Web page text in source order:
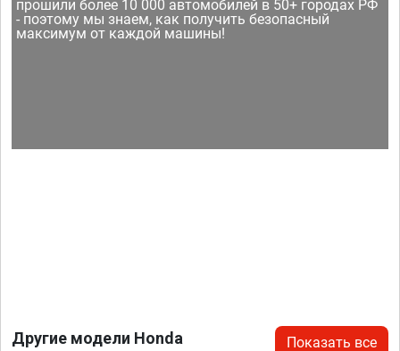
прошили более 10 000 автомобилей в 50+ городах РФ
- поэтому мы знаем, как получить безопасный
максимум от каждой машины!
Другие модели Honda Показать все